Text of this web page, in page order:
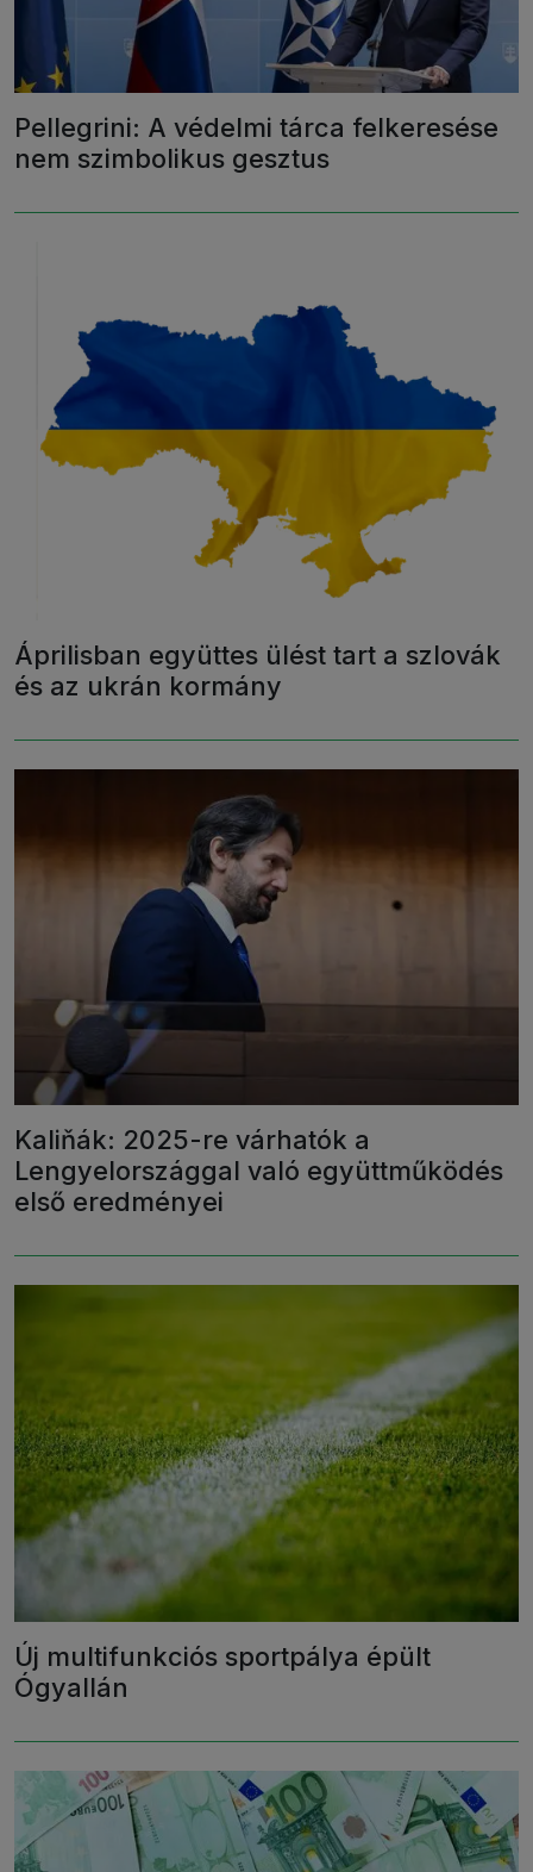
Pellegrini: A védelmi tárca felkeresése
nem szimbolikus gesztus
Áprilisban együttes ülést tart a szlovák
és az ukrán kormány
Kaliňák: 2025-re várhatók a
Lengyelországgal való együttműködés
első eredményei
Új multifunkciós sportpálya épült
Ógyallán